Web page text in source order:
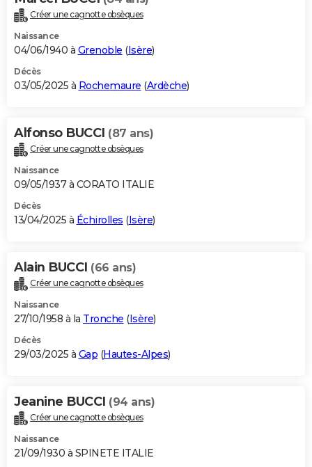
Créer une cagnotte obsèques
Naissance
04/06/1940 à Grenoble (Isère)
Décès
03/05/2025 à Rochemaure (Ardèche)
Alfonso BUCCI (87 ans)
Créer une cagnotte obsèques
Naissance
09/05/1937 à CORATO ITALIE
Décès
13/04/2025 à Échirolles (Isère)
Alain BUCCI (66 ans)
Créer une cagnotte obsèques
Naissance
27/10/1958 à la Tronche (Isère)
Décès
29/03/2025 à Gap (Hautes-Alpes)
Jeanine BUCCI (94 ans)
Créer une cagnotte obsèques
Naissance
21/09/1930 à SPINETE ITALIE